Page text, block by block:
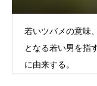
若いツバメの意味
となる若い男を指
に由来する。